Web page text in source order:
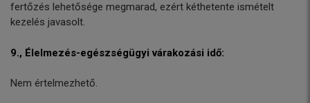
fertőzés lehetősége megmarad, ezért kéthetente ismételt
kezelés javasolt.
9., Élelmezés-egészségügyi várakozási idő:
Nem értelmezhető.